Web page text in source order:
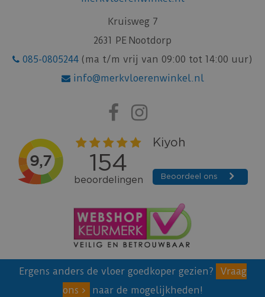
Kruisweg 7
2631 PE Nootdorp
085-0805244 (ma t/m vrij van 09:00 tot 14:00 uur)
info@merkvloerenwinkel.nl
Ergens anders de vloer goedkoper gezien?
Vraag
ons
naar de mogelijkheden!